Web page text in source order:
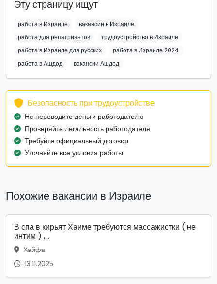
Эту страницу ищут
работа в Израиле
вакансии в Израиле
работа для репатриантов
трудоустройство в Израиле
работа в Израиле для русских
работа в Израиле 2024
работа в Ашдод
вакансии Ашдод
Безопасность при трудоустройстве
Не переводите деньги работодателю
Проверяйте легальность работодателя
Требуйте официальный договор
Уточняйте все условия работы
Похожие вакансии в Израиле
В спа в кирьят Хаиме требуются массажистки ( не
интим ) ,...
Хайфа
13.11.2025